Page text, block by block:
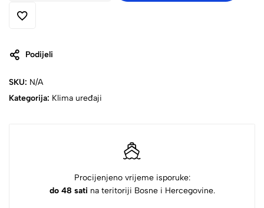
Podijeli
SKU: N/A
Kategorija: Klima uređaji
Procijenjeno vrijeme isporuke:
do 48 sati na teritoriji Bosne i Hercegovine.